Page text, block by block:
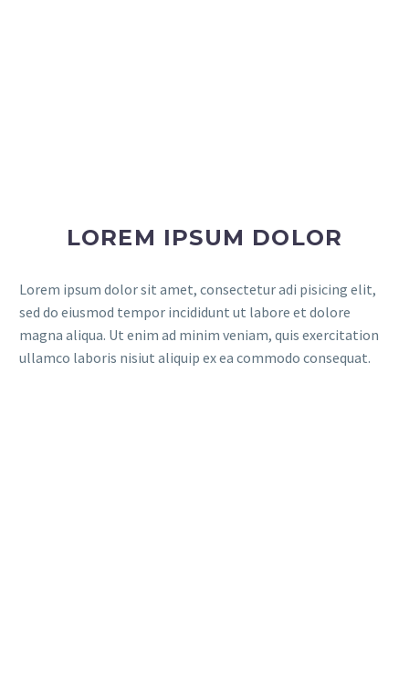
LOREM IPSUM DOLOR
Lorem ipsum dolor sit amet, consectetur adi pisicing elit,
sed do eiusmod tempor incididunt ut labore et dolore
magna aliqua. Ut enim ad minim veniam, quis exercitation
ullamco laboris nisiut aliquip ex ea commodo consequat.